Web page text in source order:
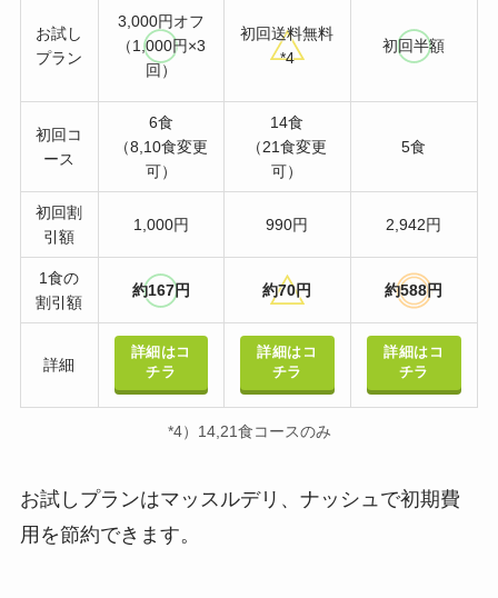
お試し
プラン
3,000円オフ
（1,000円×3
回）
初回送料無料
*4
初回半額
初回コ
ース
6食
（8,10食変更
可）
14食
（21食変更
可）
5食
初回割
引額
1,000円 990円 2,942円
1食の
割引額
約167円 約70円 約588円
詳細
詳細はコ
チラ
詳細はコ
チラ
詳細はコ
チラ
*4）14,21食コースのみ
お試しプランはマッスルデリ、ナッシュで初期費
用を節約できます。